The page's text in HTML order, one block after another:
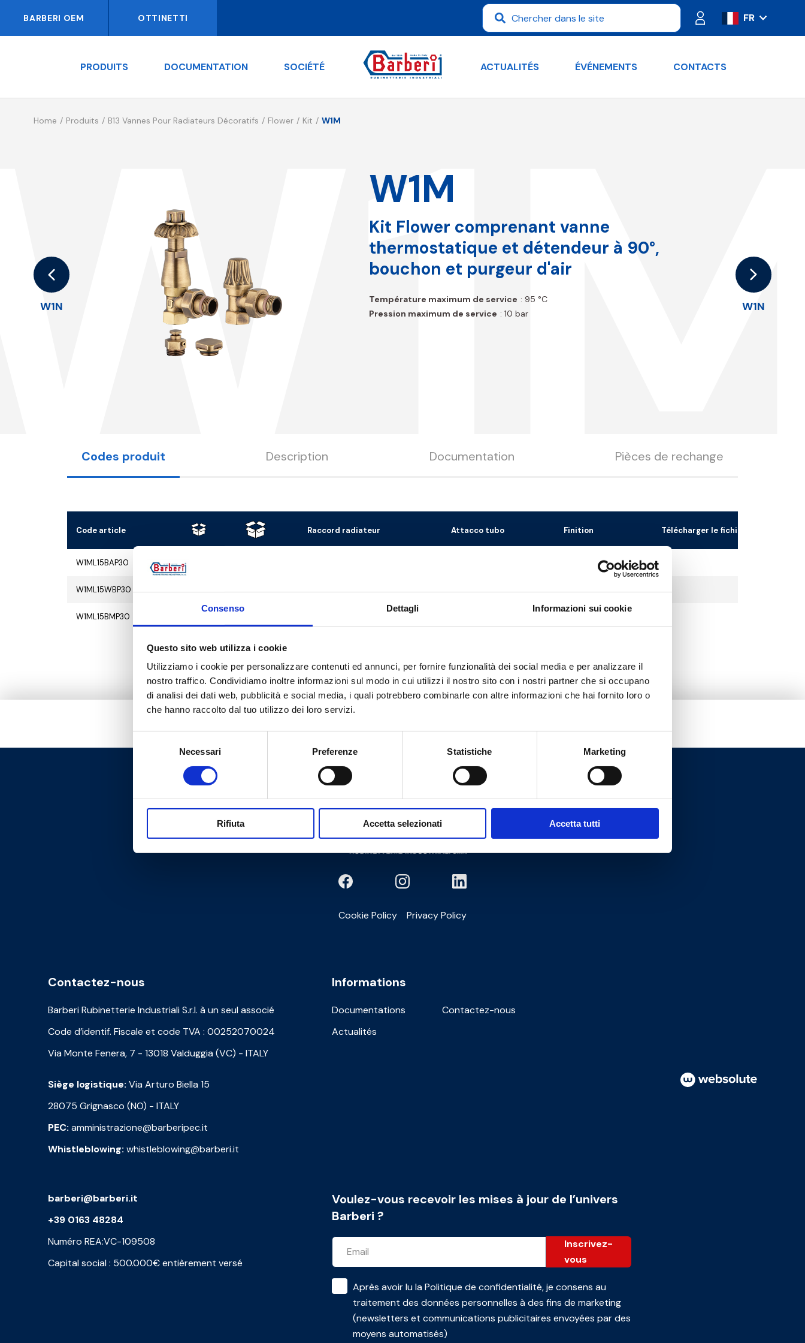
Consenso Dettagli Informazioni sui cookie
Questo sito web utilizza i cookie
Utilizziamo i cookie per personalizzare contenuti ed annunci, per fornire funzionalità dei social media e per analizzare il
nostro traffico. Condividiamo inoltre informazioni sul modo in cui utilizzi il nostro sito con i nostri partner che si occupano
di analisi dei dati web, pubblicità e social media, i quali potrebbero combinarle con altre informazioni che hai fornito loro o
che hanno raccolto dal tuo utilizzo dei loro servizi.
Necessari Preferenze Statistiche Marketing
Rifiuta Accetta selezionati Accetta tutti
BARBERI OEM OTTINETTI
FR
IT
DE
PRODUITS DOCUMENTATION SOCIÉTÉ ACTUALITÉS ÉVÉNEMENTS CONTACTS
Home Produits B13 Vannes Pour Radiateurs Décoratifs Flower Kit W1M
W1N W1N
W1M
Kit Flower comprenant vanne
thermostatique et détendeur à 90°,
bouchon et purgeur d'air
Température maximum de service : 95 °C
Pression maximum de service : 10 bar
Codes produit Description Documentation Pièces de rechange
Code article Raccord radiateur Attacco tubo Finition Télécharger le fichier 3D
W1ML15BAP30 Laiton vieilli
W1ML15WBP30 1 10 G 1/2 M G 1/2 F Blanc
W1ML15BMP30
Cookie Policy Privacy Policy
Contactez-nous
Barberi Rubinetterie Industriali S.r.l. à un seul associé
Code d’identif. Fiscale et code TVA : 00252070024
Via Monte Fenera, 7 - 13018 Valduggia (VC) - ITALY
Siège logistique: Via Arturo Biella 15
28075 Grignasco (NO) - ITALY
PEC: amministrazione@barberipec.it
Whistleblowing: whistleblowing@barberi.it
Informations
Documentations
Contactez-nous
Actualités
barberi@barberi.it
+39 0163 48284
Numéro REA:VC-109508
Capital social : 500.000€ entièrement versé
Voulez-vous recevoir les mises à jour de l’univers
Barberi ?
Inscrivez-
vous
Après avoir lu laPolitique de confidentialité, je consens au
traitement des données personnelles à des fins de marketing
(newsletters et communications publicitaires envoyées par des
moyens automatisés)